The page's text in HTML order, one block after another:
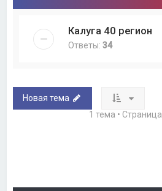
Калуга 40 регион
Ответы:34
Новая тема
1 тема • Страница